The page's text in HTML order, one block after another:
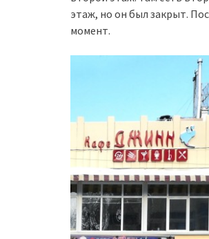
этаж, но он был закрыт.
момент.